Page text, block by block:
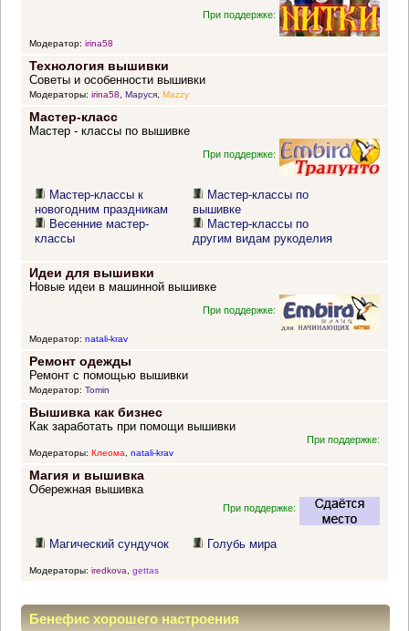
При поддержке:
Модератор: irina58
Технология вышивки
Советы и особенности вышивки
Модераторы: irina58, Маруся, Mazzy
Мастер-класс
Мастер - классы по вышивке
При поддержке:
Мастер-классы к
новогодним праздникам
Весенние мастер-
классы
Мастер-классы по
вышивке
Мастер-классы по
другим видам рукоделия
Идеи для вышивки
Новые идеи в машинной вышивке
При поддержке:
Модератор: natali-krav
Ремонт одежды
Ремонт с помощью вышивки
Модератор: Tomin
Вышивка как бизнес
Как заработать при помощи вышивки
При поддержке:
Модераторы: Клеома, natali-krav
Магия и вышивка
Обережная вышивка
При поддержке:
Магический сундучок Голубь мира
Модераторы: iredkova gettas
Бенефис хорошего настроения